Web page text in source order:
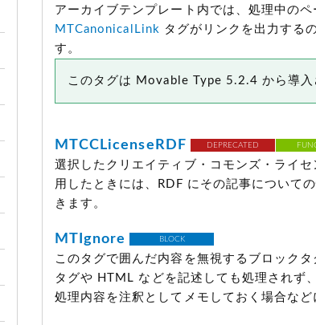
アーカイブテンプレート内では、処理中のペ
MTCanonicalLink タグがリンクを出力する
す。
このタグは Movable Type 5.2.4 から導入
MTCCLicenseRDF DEPRECATED
選択したクリエイティブ・コモンズ・ライ
用したときには、RDF にその記事について
きます。
MTIgnore BLOCK
このタグで囲んだ内容を無視するブロック
タグや HTML などを記述しても処理されず
処理内容を注釈としてメモしておく場合など